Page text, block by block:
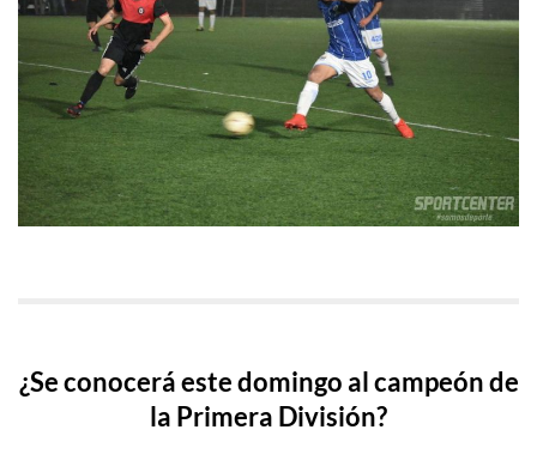
¿Se conocerá este domingo al campeón de
la Primera División?